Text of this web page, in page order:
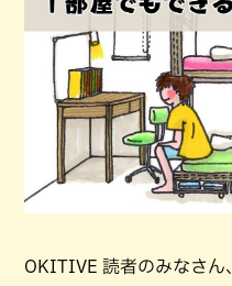
OKITIVE 読者のみなさん